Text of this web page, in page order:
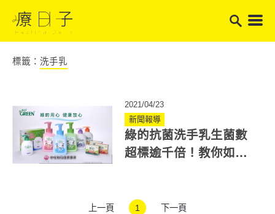
標籤： 洗手乳
2021/04/23
新聞報導
綠的抗菌洗手乳生菌數
超標逾千倍！教你如何
上一頁 1 下一頁